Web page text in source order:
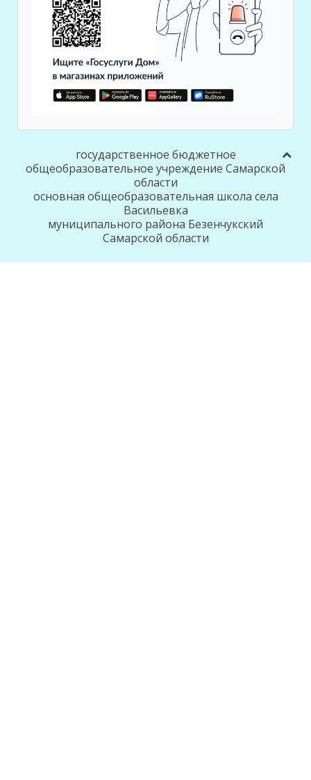
государственное бюджетное
общеобразовательное учреждение Самарской
области
основная общеобразовательная школа села
Васильевка
муниципального района Безенчукский
Самарской области